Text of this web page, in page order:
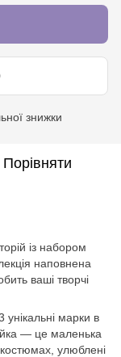
знижки
Порівняти
із набором
наповнена
ваші творчі
унікальні марки в
— це маленька
костюмах, улюблені